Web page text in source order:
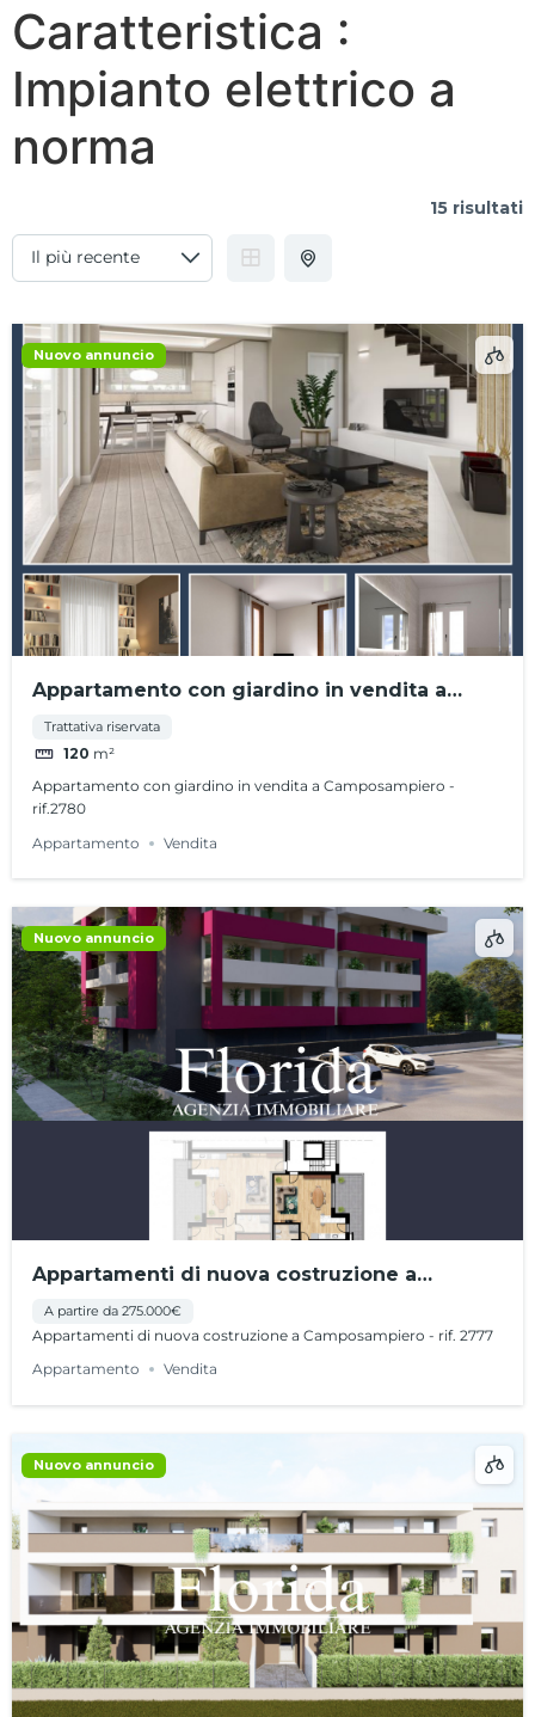
Caratteristica :
Impianto elettrico a
norma
15 risultati
Nuovo annuncio
Appartamento con giardino in vendita a
Camposampiero – rif.2780
Trattativa riservata
120 m²
Appartamento con giardino in vendita a Camposampiero -
rif.2780
Appartamento
Vendita
Nuovo annuncio
Appartamenti di nuova costruzione a
Camposampiero – rif. 2777
A partire da 275.000€
Appartamenti di nuova costruzione a Camposampiero - rif. 2777
Appartamento
Vendita
Nuovo annuncio